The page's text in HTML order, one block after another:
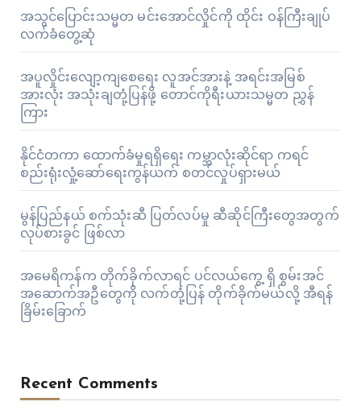
အသွင်ပြောင်းသမ္မတ မင်းအောင်လှိုင်ကို ထိုင်း ဝန်ကြီးချုပ်
လက်ခံတွေ့ဆုံ
အပူလှိုင်းလျော့ကျစေရေး လူအင်အားနဲ့ အရင်းအမြစ်
အားလုံး အသုံးချတုံ့ပြန်ဖို့ တောင်ကိုရီးယားသမ္မတ ညွှန်
ကြား
နိုင်ငံတကာ ထောက်ခံမှုရရှိရေး ကမ္ဘာလုံးဆိုင်ရာ ကရင်
စည်းရုံးလှုံ့ဆော်ရေးကွန်ယက် စတင်လှုပ်ရှားမယ်
မွန်ပြည်နယ် စက်သုံးဆီ ပြတ်လပ်မှု ဆီဆိုင်ကြီးတွေအတွက်
လုပ်စားခွင် ဖြစ်လာ
အမေရိကန်က တိုက်ခိုက်လာရင် ပင်လယ်ကွေ့ ရှိ စွမ်းအင်
အဆောက်အဦတွေကို လက်တုံ့ပြန် တိုက်ခိုက်မယ်လို့ အီရန်
ခြိမ်းခြောက်
Recent Comments